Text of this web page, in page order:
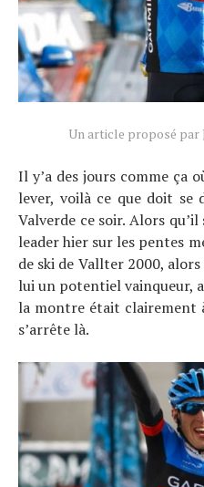
Un article proposé par
Il y’a des jours comme ça
lever, voilà ce que doit se
Valverde ce soir. Alors
leader hier sur les pentes
de ski de Vallter 2000,
lui un potentiel vainqueur,
la montre était clairement
s’arrête là.
Actualités
Technologies
Tests de produits
Tendances
Tous nos articles